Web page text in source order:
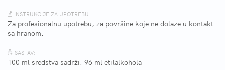
INSTRUKCIJE ZA UPOTREBU:
Za profesionalnu upotrebu, za površine koje ne dolaze u kontakt
sa hranom.
SASTAV:
100 ml sredstva sadrži: 96 ml etilalkohola